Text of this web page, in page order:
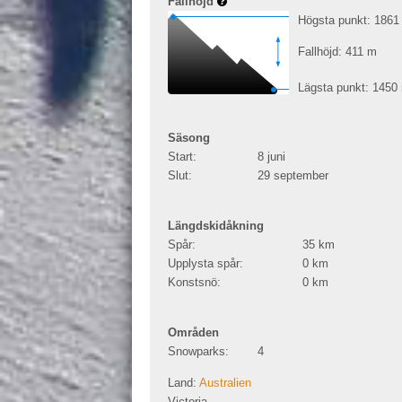
Högsta punkt: 1861
Fallhöjd: 411 m
Lägsta punkt: 1450
Säsong
Start:
8 juni
Slut:
29 september
Längdskidåkning
Spår:
35 km
Upplysta spår:
0 km
Konstsnö:
0 km
Områden
Snowparks:
4
Land: Australien